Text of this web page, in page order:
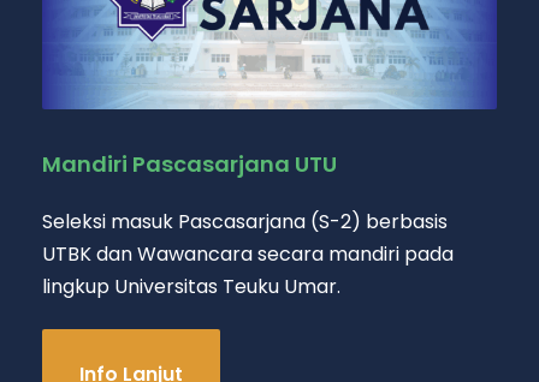
Mandiri Pascasarjana UTU
Seleksi masuk Pascasarjana (S-2) berbasis
UTBK dan Wawancara secara mandiri pada
lingkup Universitas Teuku Umar.
Info Lanjut